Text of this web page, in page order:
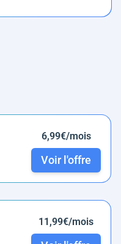
6,99€/mois
Voir l'offre
11,99€/mois